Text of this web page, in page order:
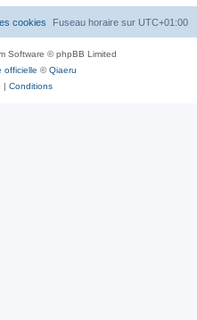
Fuseau horaire sur UTC+01:00
cookies
Software © phpBB Limited
officielle ©Qiaeru
| Conditions